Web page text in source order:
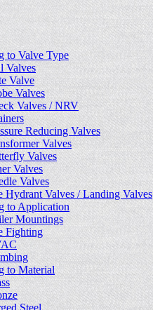
to Valve Type
Valves
Valve
Valves
Valves / NRV
Reducing Valves
Valves
Valves
Valves
Valves
Hydrant Valves / Landing Valves
to Application
Mountings
Fighting
to Material
Steel